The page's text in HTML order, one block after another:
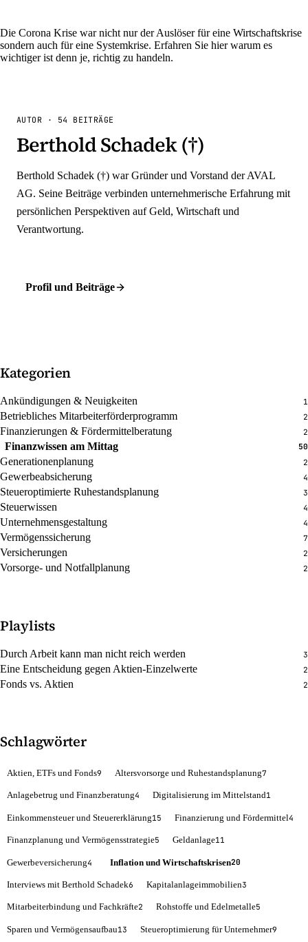
Die Corona Krise war nicht nur der Auslöser für eine Wirtschaftskrise
sondern auch für eine Systemkrise. Erfahren Sie hier warum es
wichtiger ist denn je, richtig zu handeln.
AUTOR · 54 BEITRÄGE
Berthold Schadek (†)
Berthold Schadek (†) war Gründer und Vorstand der AVAL
AG. Seine Beiträge verbinden unternehmerische Erfahrung mit
persönlichen Perspektiven auf Geld, Wirtschaft und
Verantwortung.
Profil und Beiträge
Kategorien
Ankündigungen & Neuigkeiten 1
Betriebliches Mitarbeiterförderprogramm 2
Finanzierungen & Fördermittelberatung 2
Finanzwissen am Mittag 50
Generationenplanung 2
Gewerbeabsicherung 4
Steueroptimierte Ruhestandsplanung 3
Steuerwissen 4
Unternehmensgestaltung 4
Vermögenssicherung 7
Versicherungen 2
Vorsorge- und Notfallplanung 2
Playlists
Durch Arbeit kann man nicht reich werden 3
Eine Entscheidung gegen Aktien-Einzelwerte 2
Fonds vs. Aktien 2
Schlagwörter
Aktien, ETFs und Fonds9 Altersvorsorge und Ruhestandsplanung7
Anlagebetrug und Finanzberatung4 Digitalisierung im Mittelstand1
Einkommensteuer und Steuererklärung15 Finanzierung und Fördermittel4
Finanzplanung und Vermögensstrategie5 Geldanlage11
Gewerbeversicherung4 Inflation und Wirtschaftskrisen20
Interviews mit Berthold Schadek6 Kapitalanlageimmobilien3
Mitarbeiterbindung und Fachkräfte2 Rohstoffe und Edelmetalle5
Sparen und Vermögensaufbau13 Steueroptimierung für Unternehmer9